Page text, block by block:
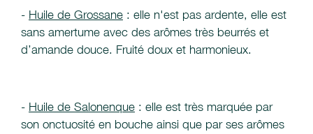
- Huile de Grossane : elle n'est pas ardente, elle est
sans amertume avec des arômes très beurrés et
d’amande douce. Fruité doux et harmonieux.
- Huile de Salonenque : elle est très marquée par
son onctuosité en bouche ainsi que par ses arômes